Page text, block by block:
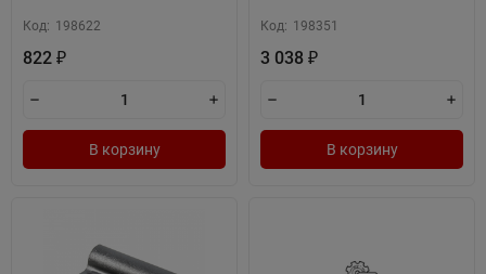
Код: 198622
822 ₽
В корзину
Код: 198351
3 038 ₽
В корзину